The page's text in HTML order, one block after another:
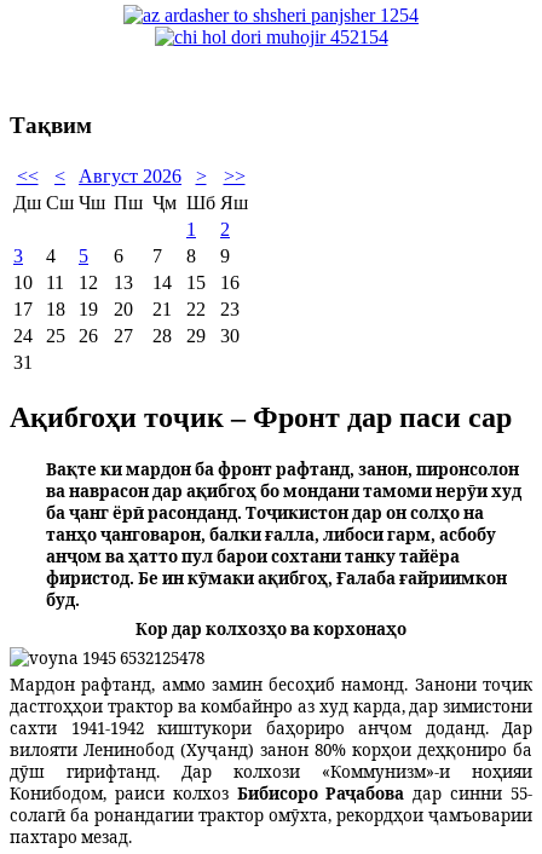
Тақвим
<< < Август 2026 >
>>
Дш Сш Чш Пш Ҷм Шб Яш
1
2
3
4 5 6 7 8
9
10
11 12 13 14 15
16
17
18 19 20 21 22
23
24
25 26 27 28 29
30
31
Ақибгоҳи тоҷик – Фронт дар паси сар
Вақте ки мардон ба фронт рафтанд, занон, пиронсолон
ва наврасон дар ақибгоҳ бомондани тамоми нерӯи худ
ба ҷанг ёрӣ расонданд. Тоҷикистон дар он солҳо на
танҳо ҷанговарон, балки ғалла, либоси гарм, асбобу
анҷом ва ҳатто пул барои сохтани танку тайёра
фиристод. Бе ин кӯмаки ақибгоҳ, Ғалаба ғайриимкон
буд.
Кор дар колхозҳо ва корхонаҳо
Мардон рафтанд, аммо замин бесоҳиб намонд. Занони тоҷик
дастгоҳҳои трактор ва комбайнро аз худ карда, дар зимистони
сахти 1941-1942 киштукори баҳориро анҷом доданд. Дар
вилояти Ленинобод (Хуҷанд) занон 80% корҳои деҳқониро ба
дӯш гирифтанд. Дар колхози «Коммунизм»-и ноҳияи
Конибодом, раиси колхоз Бибисоро Раҷабова дар синни 55-
солагӣ ба ронандагии трактор омӯхта, рекордҳои ҷамъоварии
пахтаро мезад.